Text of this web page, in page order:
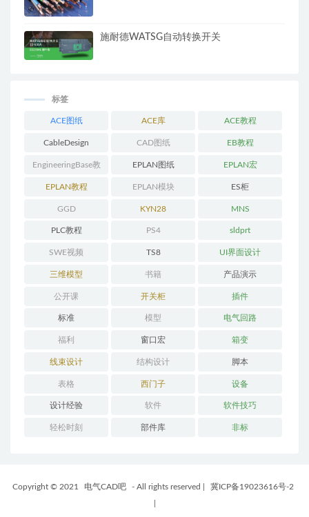
施耐德WATSG自动转换开关
标签
ACE图纸 ACE库 ACE教程
CableDesign CAD图纸 EB教程
EngineeringBase教
程
EPLAN图纸 EPLAN宏
EPLAN教程 EPLAN模块 ES柜
GGD KYN28 MNS
PLC教程 PS4 sldprt
SWE视频 TS8 UI界面设计
三维模型 书籍 产品演示
公开课 开关柜 插件
标准 模型 电气回路
福利 窗口宏 箱变
线束设计 结构设计 脚本
表格 西门子 设备
设计经验 软件 软件技巧
轻松时刻 部件库 非标
Copyright © 2021 电气CAD吧 - All rights reserved
冀ICP备19023616号-2